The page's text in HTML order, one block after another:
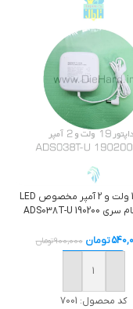
آداپتور 19 ولت و 2 آمپر مخصوص LED
تومان 900,000تومان
خرید
کد محصول: 7001